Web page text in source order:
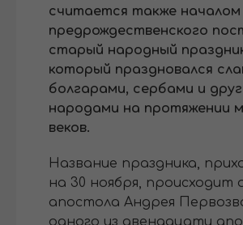
считается также началом
предрождественского
старый народный
который праздновался
болгарами, сербами и
народами на протяжении
веков.
Название праздника,
на 30 ноября, происходит
апостола Андрея
одного из двенадцати